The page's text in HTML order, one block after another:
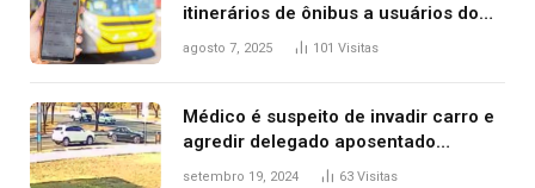
itinerários de ônibus a usuários do
transporte público de Palmas; confira
agosto 7, 2025 101 Visitas
Médico é suspeito de invadir carro e
agredir delegado aposentado
durante confusão no trânsito
setembro 19, 2024 63 Visitas